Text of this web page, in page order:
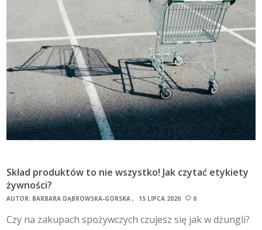
Skład produktów to nie wszystko! Jak czytać etykiety
żywności?
AUTOR: BARBARA DĄBROWSKA-GÓRSKA 15 LIPCA 2020 0
Czy na zakupach spożywczych czujesz się jak w dżungli?